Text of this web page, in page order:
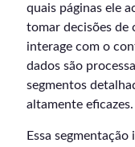
quais páginas ele
tomar decisões de
interage com o
dados são
segmentos
altamente eficazes.
Essa